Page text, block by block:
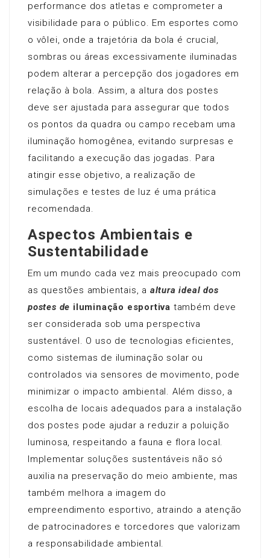
performance dos atletas e comprometer a
visibilidade para o público. Em esportes como
o vôlei, onde a trajetória da bola é crucial,
sombras ou áreas excessivamente iluminadas
podem alterar a percepção dos jogadores em
relação à bola. Assim, a altura dos postes
deve ser ajustada para assegurar que todos
os pontos da quadra ou campo recebam uma
iluminação homogênea, evitando surpresas e
facilitando a execução das jogadas. Para
atingir esse objetivo, a realização de
simulações e testes de luz é uma prática
recomendada.
Aspectos Ambientais e
Sustentabilidade
Em um mundo cada vez mais preocupado com
as questões ambientais, a altura ideal dos
postes de iluminação esportiva também deve
ser considerada sob uma perspectiva
sustentável. O uso de tecnologias eficientes,
como sistemas de iluminação solar ou
controlados via sensores de movimento, pode
minimizar o impacto ambiental. Além disso, a
escolha de locais adequados para a instalação
dos postes pode ajudar a reduzir a poluição
luminosa, respeitando a fauna e flora local.
Implementar soluções sustentáveis não só
auxilia na preservação do meio ambiente, mas
também melhora a imagem do
empreendimento esportivo, atraindo a atenção
de patrocinadores e torcedores que valorizam
a responsabilidade ambiental.